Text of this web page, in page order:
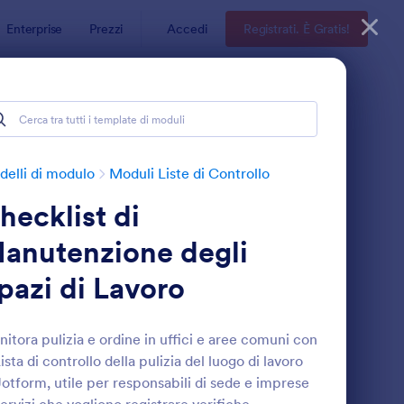
Enterprise Prezzi Accedi Registrati. È Gratis!
di modulo Moduli Liste di Controllo
di
degli
di Lavoro
pulizia e ordine in uffici e aree comuni con
di controllo della pulizia del luogo di lavoro
utile per responsabili di sede e imprese
Di Ispezione Per Pulizie Anteprima: Lista Di Controllo